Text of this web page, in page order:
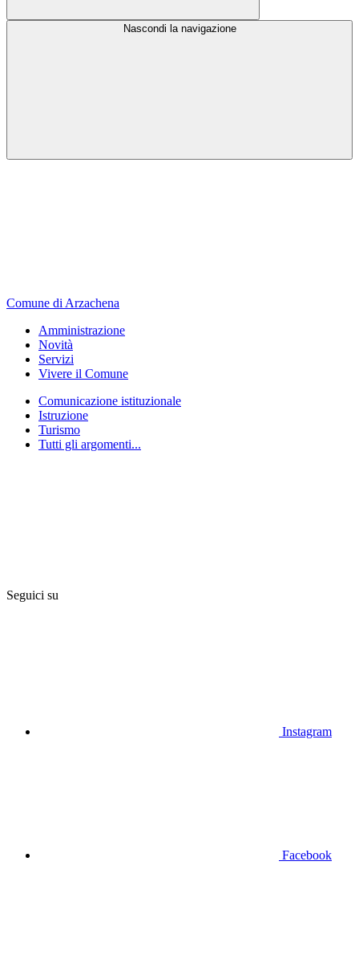
Nascondi la navigazione
Comune di Arzachena
Amministrazione
Novità
Servizi
Vivere il Comune
Comunicazione istituzionale
Istruzione
Turismo
Tutti gli argomenti...
Seguici su
Instagram
Facebook